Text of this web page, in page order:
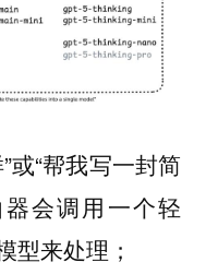
或“帮我写一封简
会调用一个轻
型来处理；